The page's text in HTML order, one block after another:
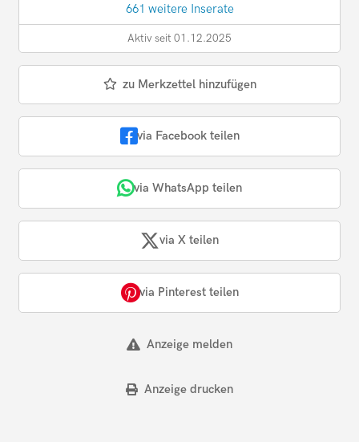
661 weitere Inserate
Aktiv seit 01.12.2025
zu Merkzettel hinzufügen
via Facebook teilen
via WhatsApp teilen
via X teilen
via Pinterest teilen
Anzeige melden
Anzeige drucken